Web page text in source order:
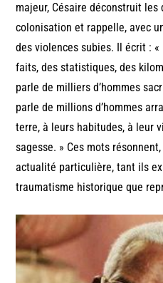
majeur, Césaire déconstruit
colonisation et rappelle, avec
des violences subies. Il écrit :
faits, des statistiques, des
parle de milliers d’hommes
parle de millions d’hommes
terre, à leurs habitudes, à leur
sagesse. » Ces mots
actualité particulière, tant ils
traumatisme historique que